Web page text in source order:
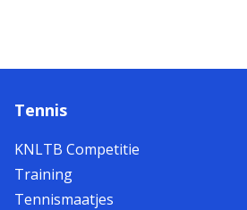
Tennis
KNLTB Competitie
Training
Tennismaatjes